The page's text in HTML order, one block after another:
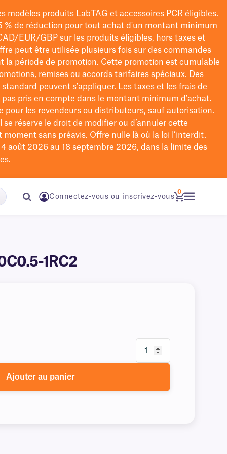
modèles produits LabTAG et accessoires PCR éligibles.
% de réduction pour tout achat d'un montant minimum
EUR/GBPsur les produits éligibles, hors taxes et
peut être utilisée plusieurs fois sur des commandes
la période de promotion. Cette promotion est cumulable
remises ou accords tarifaires spéciaux. Des
peuvent s'appliquer. Les taxes et les frais de
pas pris en compte dans le montant minimum d'achat.
pour les revendeurs ou distributeurs, sauf autorisation.
réserve le droit de modifierou d’annuler cette
sans préavis. Offre nulle là où la loi l’interdit.
août 2026 au 18 septembre 2026, dans la limite des
Connectez-vous ou inscrivez-vous
0
1RC2
Ajouter au panier